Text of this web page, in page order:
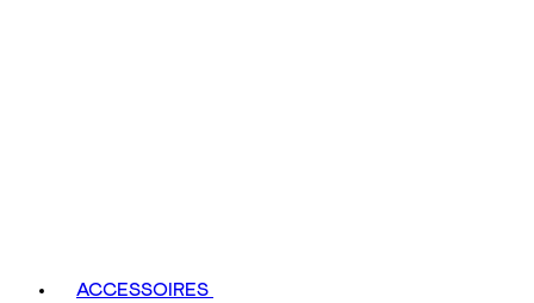
ACCESSOIRES